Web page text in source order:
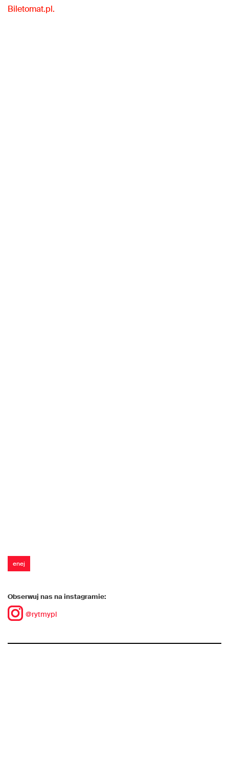
Biletomat.pl.
enej
Obserwuj nas na instagramie:
@rytmypl